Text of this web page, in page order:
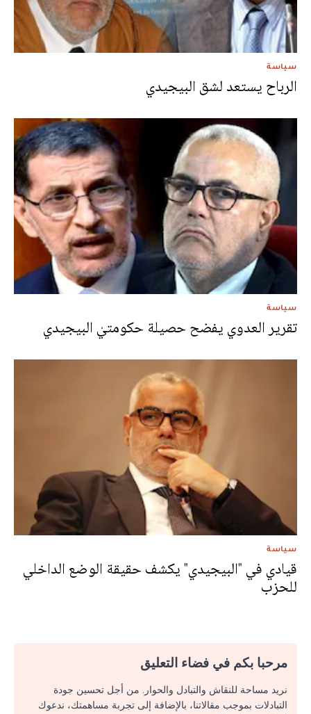
سياسة
الرباح يستعد لشق البيجيدي
سياسة
تقرير العدوي يفضح حصيلة حكومتيْ البيجيدي
سياسة
قيادي في "البيجيدي" يكشف حقيقة الوضع الداخلي
للحزب
مرحبا بكم في فضاء التعليق
نريد مساحة للنقاش والتبادل والحوار. من أجل تحسين جودة
التبادلات بموجب مقالاتنا، بالإضافة إلى تجربة مساهمتك، ندعوك